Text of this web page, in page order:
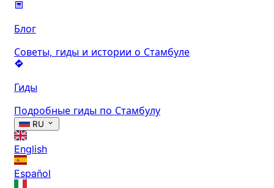
Блог
Советы, гиды и истории о Стамбуле
Гиды
Подробные гиды по Стамбулу
RU
English
Español